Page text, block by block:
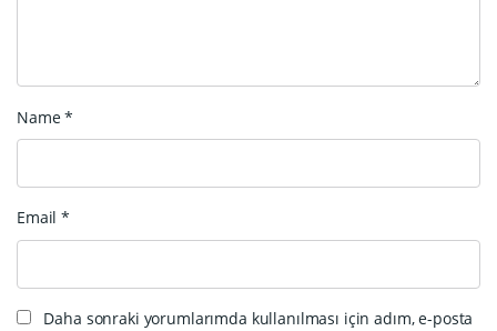
Name*
Email*
Daha sonraki yorumlarımda kullanılması için adım, e-posta